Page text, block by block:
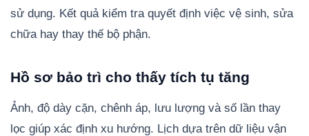
sử dụng. Kết quả kiểm tra quyết định việc vệ sinh, sửa
chữa hay thay thế bộ phận.
Hồ sơ bảo trì cho thấy tích tụ tăng
Ảnh, độ dày cặn, chênh áp, lưu lượng và số lần thay
lọc giúp xác định xu hướng. Lịch dựa trên dữ liệu vận